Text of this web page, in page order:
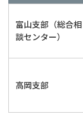
富山支部（総合相
談センター）
高岡支部